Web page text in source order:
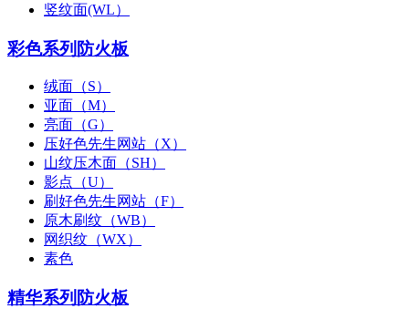
竖纹面(WL）
彩色系列防火板
绒面（S）
亚面（M）
亮面（G）
压好色先生网站（X）
山纹压木面（SH）
影点（U）
刷好色先生网站（F）
原木刷纹（WB）
网织纹（WX）
素色
精华系列防火板